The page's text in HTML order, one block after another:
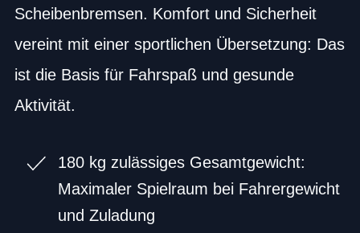
Scheibenbremsen. Komfort und Sicherheit
vereint mit einer sportlichen Übersetzung: Das
ist die Basis für Fahrspaß und gesunde
Aktivität.
180 kg zulässiges Gesamtgewicht:
Maximaler Spielraum bei Fahrergewicht
und Zuladung